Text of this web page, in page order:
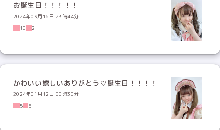
お誕生日！！！！！
2024年03月16日 23時44分
10
2
かわいい嬉しいありがとう♡誕生日！！！！
2024年01月12日 00時30分
5
5